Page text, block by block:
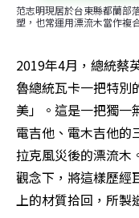
范志明現居於台東縣都蘭部
塑，也常運用漂流木當作複
2019年4月，總統蔡
魯總統瓦卡一把特別
美」。這是一把獨一
電吉他、電木吉他的
拉克風災後的漂流木
觀念下，將這樣歷經
上的材質拾回，所製